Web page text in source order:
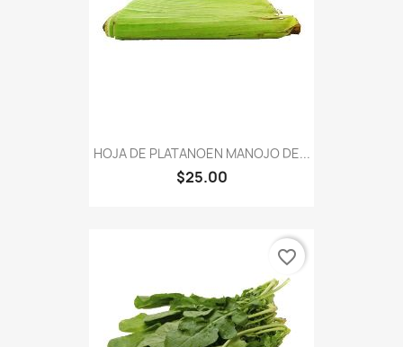
HOJA DE PLATANOEN MANOJO DE...
$25.00
favorite_border